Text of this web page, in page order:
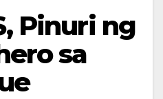
Pinuri ng
sa